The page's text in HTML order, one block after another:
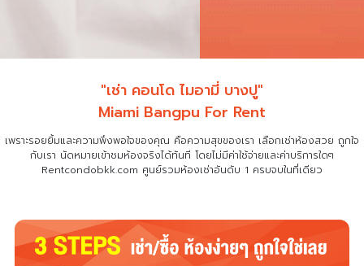
"เช่า คอนโด ไมอามี่ บางปู"
Miami Bangpu For Rent
เพราะรอยยิ้มและความพึงพอใจของคุณ คือความสุขของเรา เลือกเช่าห้องสวย ถูกใจ
กับเรา นัดหมายเข้าชมห้องจริงได้ทันที โดยไม่มีค่าใช้จ่ายและค่าบริการใดๆ
Rentcondobkk.com ศูนย์รวมห้องเช่าอันดับ 1 ครบจบในที่เดียว